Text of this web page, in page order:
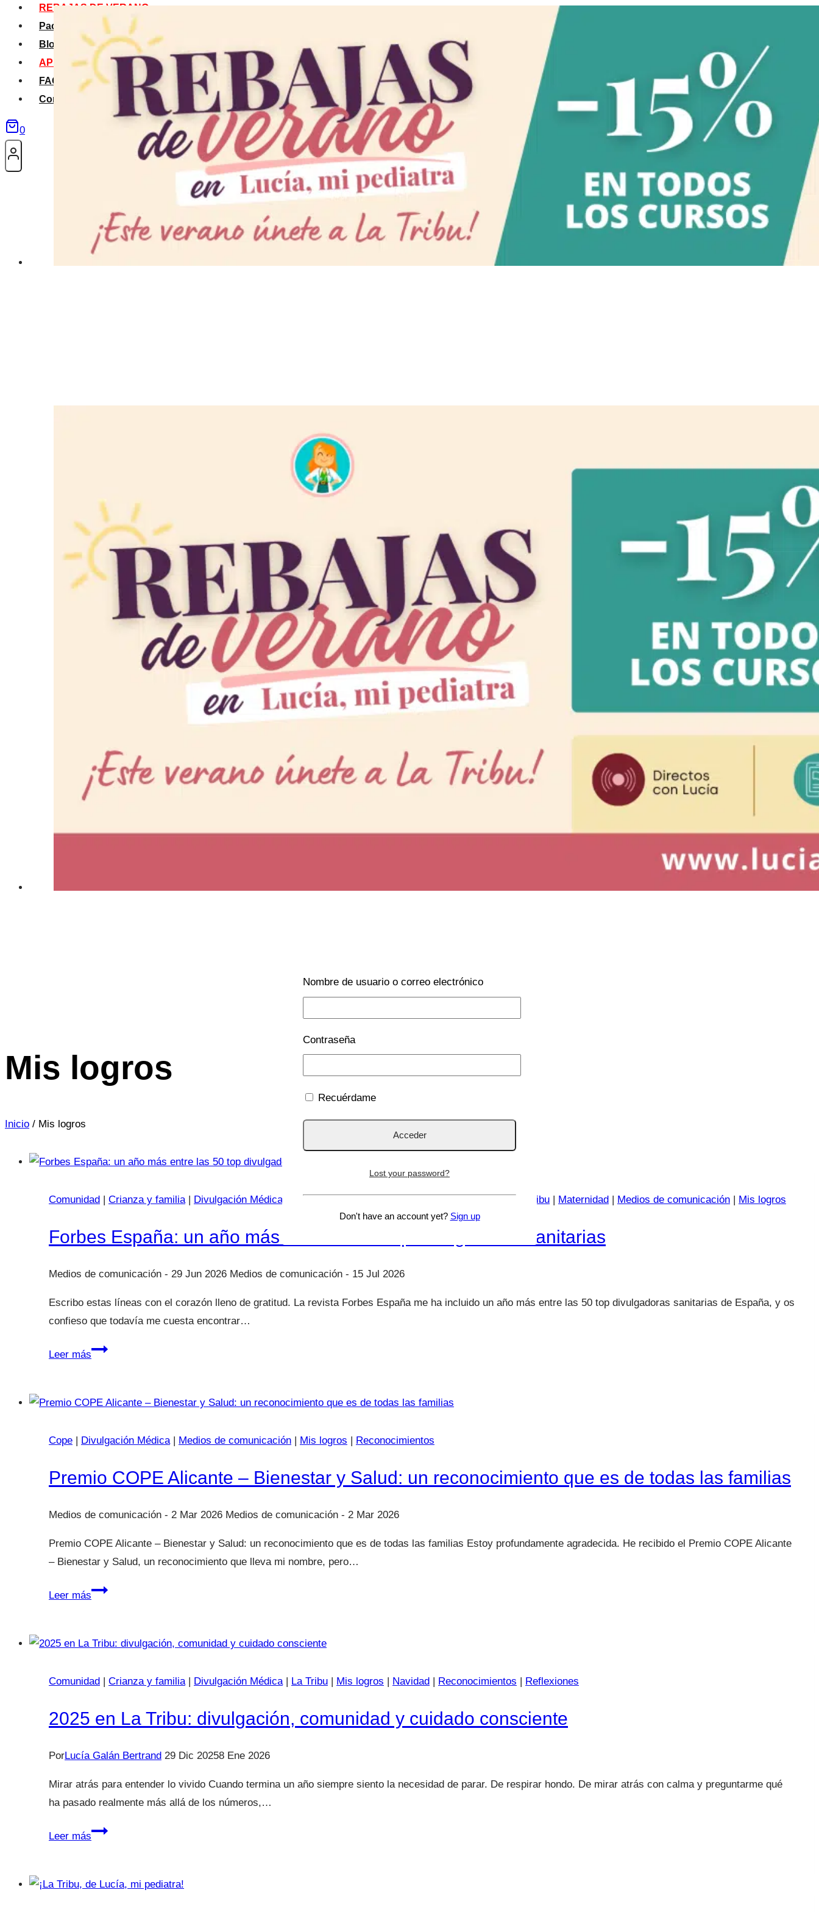
REBAJAS DE VERANO
Packs Verano
Blog
APP La Tribu
FAQS
Contacto
0
Mis logros
Inicio / Mis logros
Comunidad Crianza y familia| Divulgación Médica La Tribu Maternidad Medios de comunicación Mis logros
Forbes España: un año más entre las 50 top divulgadoras sanitarias
29 Jun 2026 15 Jul 2026
Escribo estas líneas con el corazón lleno de gratitud. La revista Forbes España me ha incluido un año más entre las 50 top divulgadoras sanitarias de España, y os
confieso que todavía me cuesta encontrar…
Leer másForbes
año
entre
50
divulgadoras
Cope Divulgación Médica| Medios de comunicación Mis logros Reconocimientos
Premio COPE Alicante – Bienestar y Salud: un reconocimiento que es de todas las familias
2 Mar 2026 2 Mar 2026
Premio COPE Alicante – Bienestar y Salud: un reconocimiento que es de todas las familias Estoy profundamente agradecida. He recibido el Premio COPE Alicante
– Bienestar y Salud, un reconocimiento que lleva mi nombre, pero…
Leer másPremio
–
y
un
que
de
todas
las
Comunidad | Crianza y familia| Divulgación Médica| La Tribu | Mis logros | Navidad | Reconocimientos | Reflexiones
2025 en La Tribu: divulgación, comunidad y cuidado consciente
PorLucía Galán Bertrand 29 Dic 20258 Ene 2026
Mirar atrás para entender lo vivido Cuando termina un año siempre siento la necesidad de parar. De respirar hondo. De mirar atrás con calma y preguntarme qué
ha pasado realmente más allá de los números,…
Leer más2025
Tribu:
Nombre de usuario o correo electrónico
Contraseña
Recuérdame
Lost your password?
Don't have an account yet? Sign up